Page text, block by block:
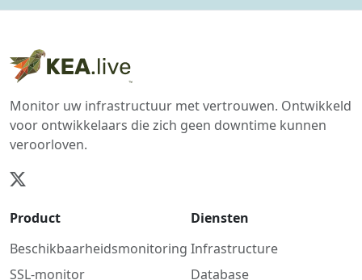
Monitor uw infrastructuur met vertrouwen. Ontwikkeld
voor ontwikkelaars die zich geen downtime kunnen
veroorloven.
Product
Beschikbaarheidsmonitoring
SSL-monitor
Diensten
Infrastructure
Database